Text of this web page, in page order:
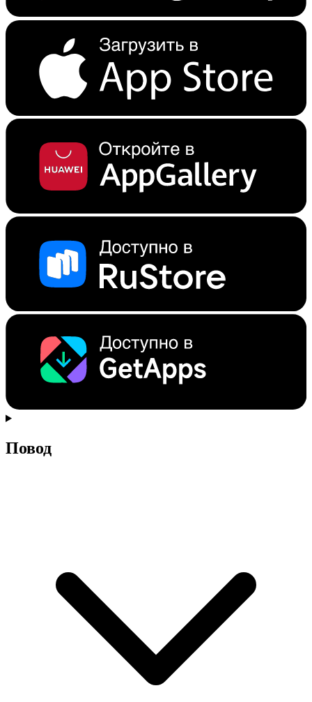
Повод